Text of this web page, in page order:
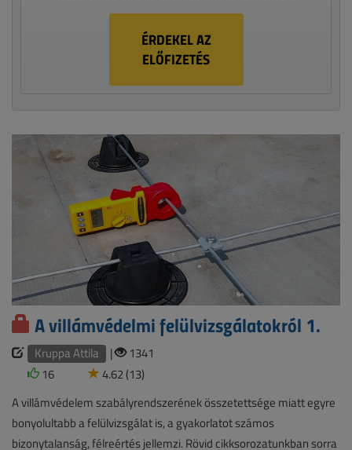
ÉRDEKEL AZ
ELŐFIZETÉS
A villámvédelmi felülvizsgálatokról 1.
Kruppa Attila |
1341
16
4.62 (13)
A villámvédelem szabályrendszerének összetettsége miatt egyre
bonyolultabb a felülvizsgálat is, a gyakorlatot számos
bizonytalanság, félreértés jellemzi. Rövid cikksorozatunkban sorra